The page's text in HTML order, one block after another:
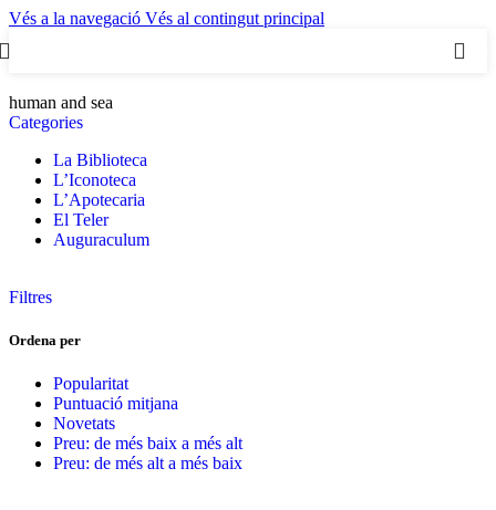
Vés a la navegació Vés al contingut principal
human and sea
Categories
La Biblioteca
L’Iconoteca
L’Apotecaria
El Teler
Auguraculum
Filtres
Ordena per
Popularitat
Puntuació mitjana
Novetats
Preu: de més baix a més alt
Preu: de més alt a més baix